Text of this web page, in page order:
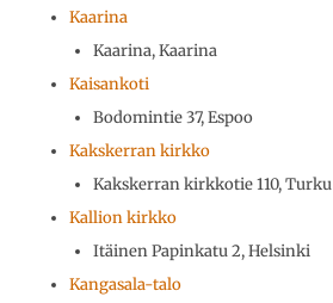
Kaarina
Kaarina, Kaarina
Kaisankoti
Bodomintie 37, Espoo
Kakskerran kirkko
Kakskerran kirkkotie 110, Turku
Kallion kirkko
Itäinen Papinkatu 2, Helsinki
Kangasala-talo